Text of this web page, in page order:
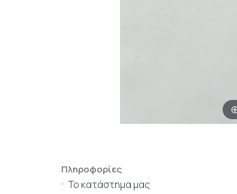
Πληροφορίες
Το κατάστημα μας